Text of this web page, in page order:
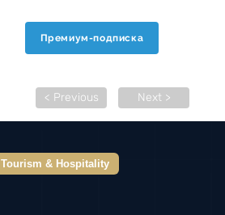
Премиум-подписка
< Previous Next >
Tourism & Hospitality